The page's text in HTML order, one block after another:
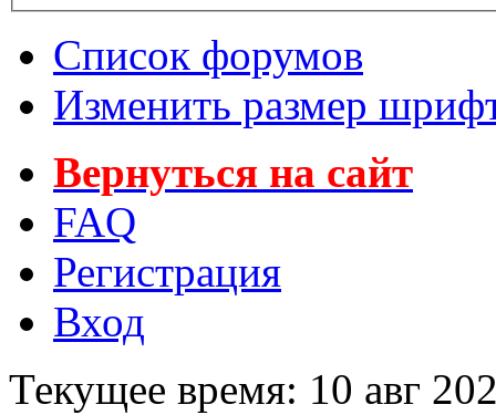
Список форумов
Изменить размер
Вернуться на сайт
FAQ
Регистрация
Вход
Текущее время: 10 авг